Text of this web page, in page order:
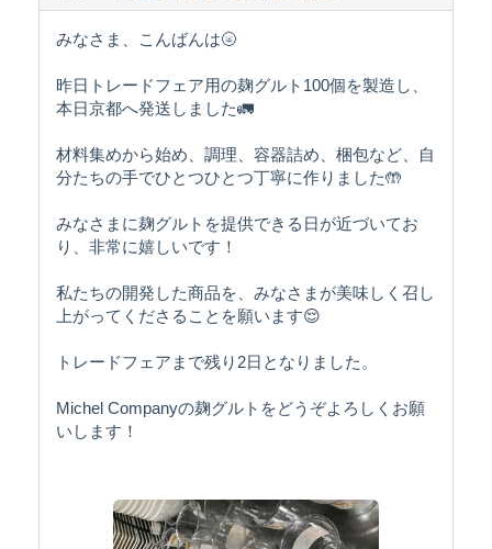
みなさま、こんばんは🌝
昨日トレードフェア用の麹グルト100個を製造し、
本日京都へ発送しました🚛
材料集めから始め、調理、容器詰め、梱包など、自
分たちの手でひとつひとつ丁寧に作りました🤲
みなさまに麹グルトを提供できる日が近づいてお
り、非常に嬉しいです！
私たちの開発した商品を、みなさまが美味しく召し
上がってくださることを願います😌
トレードフェアまで残り2日となりました。
Michel Companyの麹グルトをどうぞよろしくお願
いします！